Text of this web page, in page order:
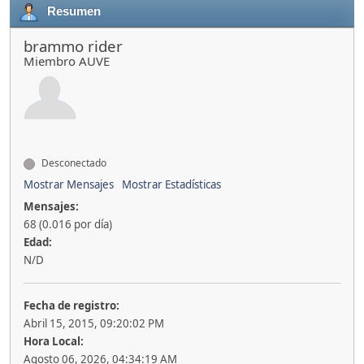
Resumen
brammo rider
Miembro AUVE
Desconectado
Mostrar Mensajes
Mostrar Estadísticas
Mensajes:
68 (0.016 por día)
Edad:
N/D
Fecha de registro:
Abril 15, 2015, 09:20:02 PM
Hora Local:
Agosto 06, 2026, 04:34:19 AM